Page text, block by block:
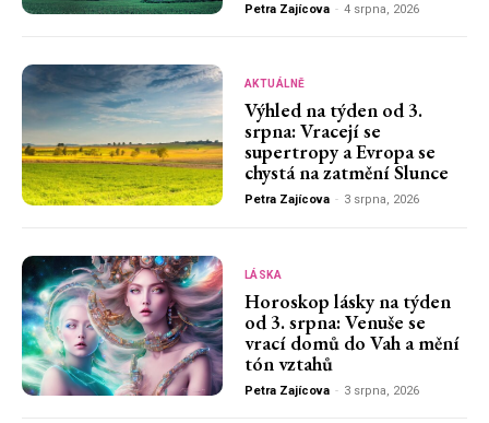
Petra Zajícova - 4 srpna, 2026
AKTUÁLNĚ
Výhled na týden od 3.
srpna: Vracejí se
supertropy a Evropa se
chystá na zatmění Slunce
Petra Zajícova - 3 srpna, 2026
LÁSKA
Horoskop lásky na týden
od 3. srpna: Venuše se
vrací domů do Vah a mění
tón vztahů
Petra Zajícova - 3 srpna, 2026